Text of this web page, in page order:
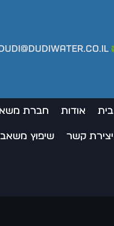
dudi@dudiwater.co.il
בית אודות חברת
יצירת קשר שיפוץ